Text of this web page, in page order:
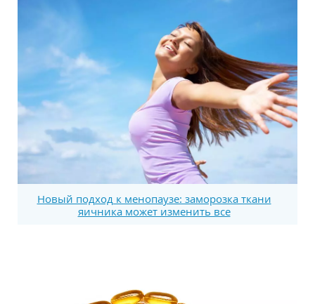
Новый подход к менопаузе: заморозка ткани
яичника может изменить все